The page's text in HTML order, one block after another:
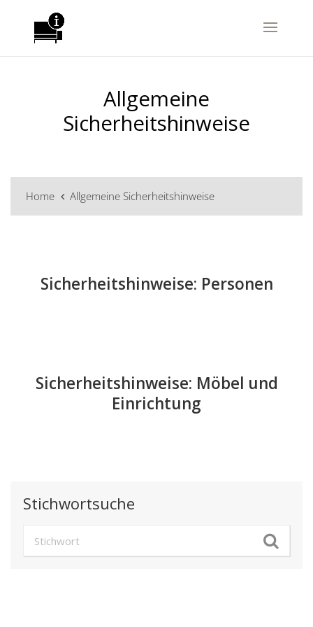
Allgemeine
Sicherheitshinweise
Home Allgemeine Sicherheitshinweise
Sicherheitshinweise: Personen
Sicherheitshinweise: Möbel und
Einrichtung
Stichwortsuche